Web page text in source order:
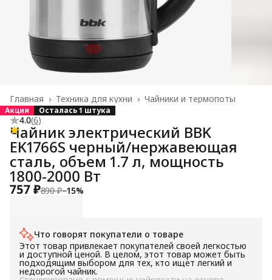
Чайники и термопоты
Техника для кухни ›
Главная ›
Акция Осталась 1 штука
4.0(6)
Чайник электрический BBK
EK1766S черный/нержавеющая
сталь, объем 1.7 л, мощность
1800-2000 Вт
757 ₽890 ₽−15%
Что говорят покупатели о товаре
Этот товар привлекает покупателей своей легкостью
и доступной ценой. В целом, этот товар может быть
подходящим выбором для тех, кто ищет легкий и
недорогой чайник.